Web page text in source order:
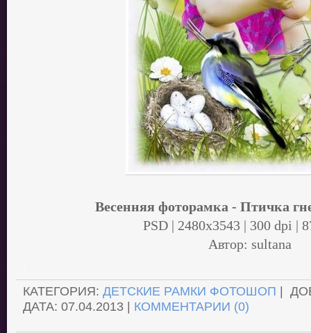
Весенняя фоторамка - Птичка
PSD | 2480x3543 | 300 dpi |
Автор: sultana
КАТЕГОРИЯ: ДЕТСКИЕ РАМКИ ФОТОШОП |
ДАТА: 07.04.2013 | КОММЕНТАРИИ (0)